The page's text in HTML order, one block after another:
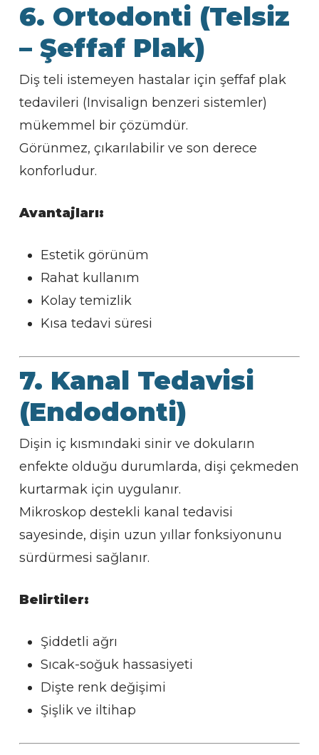
6. Ortodonti (Telsiz
– Şeffaf Plak)
Diş teli istemeyen hastalar için şeffaf plak
tedavileri (Invisalign benzeri sistemler)
mükemmel bir çözümdür.
Görünmez, çıkarılabilir ve son derece
konforludur.
Avantajları:
Estetik görünüm
Rahat kullanım
Kolay temizlik
Kısa tedavi süresi
7. Kanal Tedavisi
(Endodonti)
Dişin iç kısmındaki sinir ve dokuların
enfekte olduğu durumlarda, dişi çekmeden
kurtarmak için uygulanır.
Mikroskop destekli kanal tedavisi
sayesinde, dişin uzun yıllar fonksiyonunu
sürdürmesi sağlanır.
Belirtiler:
Şiddetli ağrı
Sıcak-soğuk hassasiyeti
Dişte renk değişimi
Şişlik ve iltihap